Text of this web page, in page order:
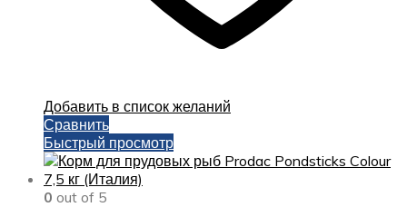
Добавить в список желаний
Сравнить
Быстрый просмотр
0 out of 5